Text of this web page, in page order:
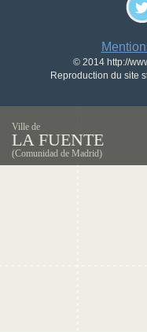
© 2014 http://
Reproduction du site
Ville de
LA FUENTE
(Comunidad de Madrid)